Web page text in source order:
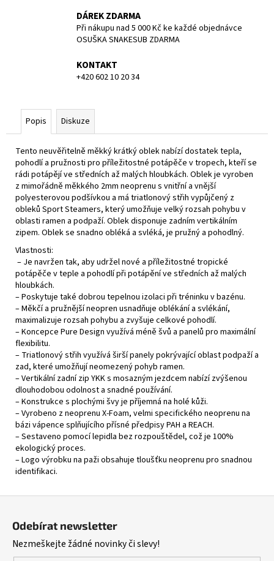
DÁREK ZDARMA
Při nákupu nad 5 000 Kč ke každé objednávce
OSUŠKA SNAKESUB ZDARMA
KONTAKT
+420 602 10 20 34
Popis Diskuze
Tento neuvěřitelně měkký krátký oblek nabízí dostatek tepla,
pohodlí a pružnosti pro příležitostné potápěče v tropech, kteří se
rádi potápějí ve středních až malých hloubkách. Oblek je vyroben
z mimořádně měkkého 2mm neoprenu s vnitřní a vnější
polyesterovou podšívkou a má triatlonový střih vypůjčený z
obleků Sport Steamers, který umožňuje velký rozsah pohybu v
oblasti ramen a podpaží. Oblek disponuje zadním vertikálním
zipem. Oblek se snadno obléká a svléká, je pružný a pohodlný.
Vlastnosti:
– Je navržen tak, aby udržel nové a příležitostné tropické
potápěče v teple a pohodlí při potápění ve středních až malých
hloubkách.
– Poskytuje také dobrou tepelnou izolaci při tréninku v bazénu.
– Měkčí a pružnější neopren usnadňuje oblékání a svlékání,
maximalizuje rozsah pohybu a zvyšuje celkové pohodlí.
– Koncepce Pure Design využívá méně švů a panelů pro maximální
flexibilitu.
– Triatlonový střih využívá širší panely pokrývající oblast podpaží a
zad, které umožňují neomezený pohyb ramen.
– Vertikální zadní zip YKK s mosazným jezdcem nabízí zvýšenou
dlouhodobou odolnost a snadné používání.
– Konstrukce s plochými švy je příjemná na holé kůži.
– Vyrobeno z neoprenu X-Foam, velmi specifického neoprenu na
bázi vápence splňujícího přísné předpisy PAH a REACH.
– Sestaveno pomocí lepidla bez rozpouštědel, což je 100%
ekologický proces.
– Logo výrobku na paži obsahuje tloušťku neoprenu pro snadnou
identifikaci.
Odebírat newsletter
Nezmeškejte žádné novinky či slevy!